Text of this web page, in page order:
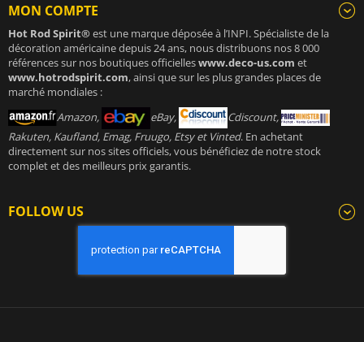
MON COMPTE
Hot Rod Spirit®est une marque déposée à l’INPI. Spécialiste de la
décoration américaine depuis 24 ans, nous distribuons nos 8 000
références sur nos boutiques officielleswww.deco-us.com et
www.hotrodspirit.com, ainsi que sur les plus grandes places de
marché mondiales :
Amazon,
eBay,
Cdiscount,
Rakuten, Kaufland, Emag, Fruugo, Etsy et Vinted. En achetant
directement sur nos sites officiels, vous bénéficiez de notre stock
complet et des meilleurs prix garantis.
FOLLOW US